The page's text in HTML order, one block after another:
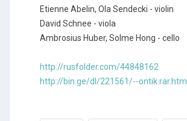
Etienne Abelin, Ola Sendecki - violin
David Schnee - viola
Ambrosius Huber, Solme Hong - cello
http://rusfolder.com/44848162
http://bin.ge/dl/221561/--ontik.rar.htmll